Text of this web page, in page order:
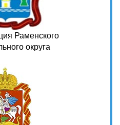
Раменского
округа